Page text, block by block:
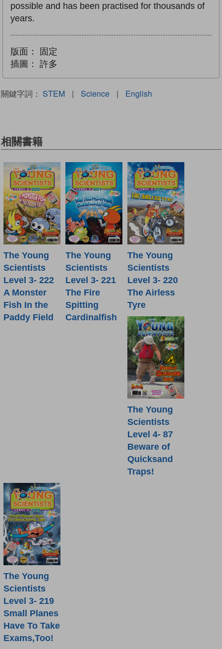
possible and has been practised for thousands of
years.
版面：
固定
插圖：
許多
關鍵字詞： STEM | Science | English
相關書籍
The Young
Scientists
Level 3- 222
A Monster
Fish In the
Paddy Field
The Young
Scientists
Level 3- 221
The Fire
Spitting
Cardinalfish
The Young
Scientists
Level 3- 220
The Airless
Tyre
The Young
Scientists
Level 4- 87
Beware of
Quicksand
Traps!
The Young
Scientists
Level 3- 219
Small Planes
Have To Take
Exams,Too!